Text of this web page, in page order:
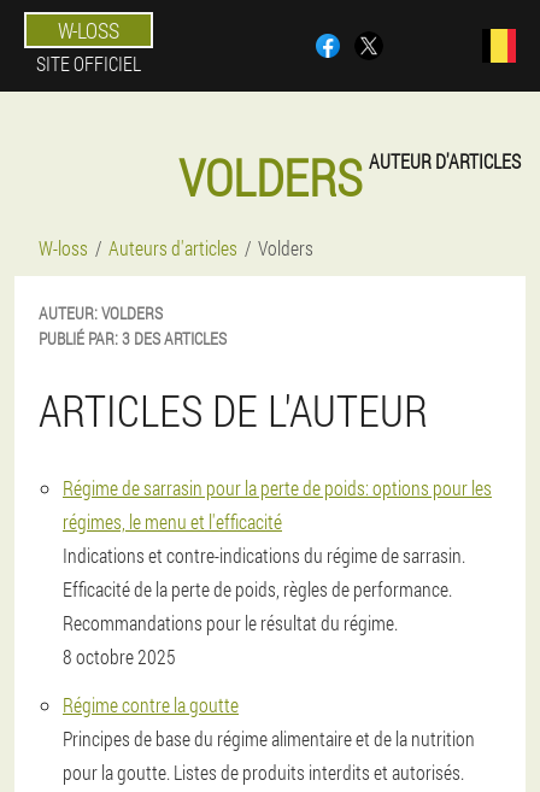
W-LOSS
SITE OFFICIEL
VOLDERS AUTEUR D'ARTICLES
W-loss Auteurs d'articles Volders
AUTEUR:VOLDERS
PUBLIÉ PAR:3 DES ARTICLES
ARTICLES DE L'AUTEUR
Régime de sarrasin pour la perte de poids: options pour les
régimes, le menu et l'efficacité
Indications et contre-indications du régime de sarrasin.
Efficacité de la perte de poids, règles de performance.
Recommandations pour le résultat du régime.
8 octobre 2025
Régime contre la goutte
Principes de base du régime alimentaire et de la nutrition
pour la goutte. Listes de produits interdits et autorisés.